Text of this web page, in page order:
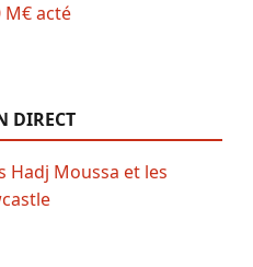
acté
DIRECT
Hadj Moussa et les